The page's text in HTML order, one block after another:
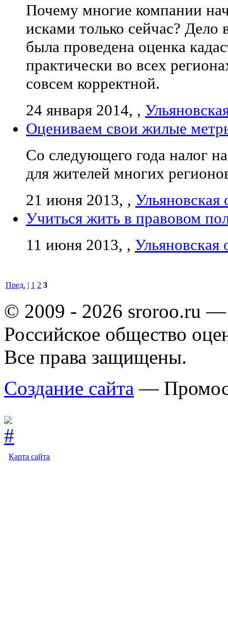
Почему многие компании
исками только сейчас? Дело
была проведена оценка
практически во всех
совсем корректной.
24 января 2014, ,
Оцениваем свои жилые
Со следующего года налог
для жителей многих
21 июня 2013, , Ульяновская
Учиться жить в правовом
11 июня 2013, , Ульяновская
Пред. | 1 2 3
© 2009 - 2026 sroroo.ru —
Российское общество
Все права защищены.
Создание сайта —
Карта сайта